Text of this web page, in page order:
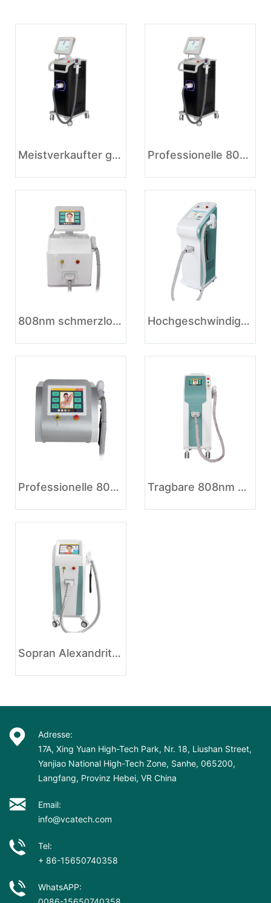
Meistverkaufter gekoppelter Haarentfernungslaser ohne Kanal 808 nm 808 Diodenlaser Professionelle 808-nm-Hochleistungs-Haarentfernung ohne Kanal 808-nm-Diodenlaser-Haarentfernung
808nm schmerzlose Haarentfernungsmaschine Hochgeschwindigkeits-Haarentfernung Haarausrüstung 808nm Diodenlaser Haarentfernungslaser Maschinenpreise
Professionelle 808nm Diodenlaser Haarentfernung Tragbare 808nm Diodenlaser-Haarentfernungsmaschine
Sopran Alexandrite 808nm Diodenlaser Haarentfernungsmaschine
Adresse:
17A, Xing Yuan High-Tech Park, Nr. 18, Liushan Street,
Yanjiao National High-Tech Zone, Sanhe, 065200,
Langfang, Provinz Hebei, VR China
Email:
info@vcatech.com
Tel:
+ 86-15650740358
WhatsAPP: